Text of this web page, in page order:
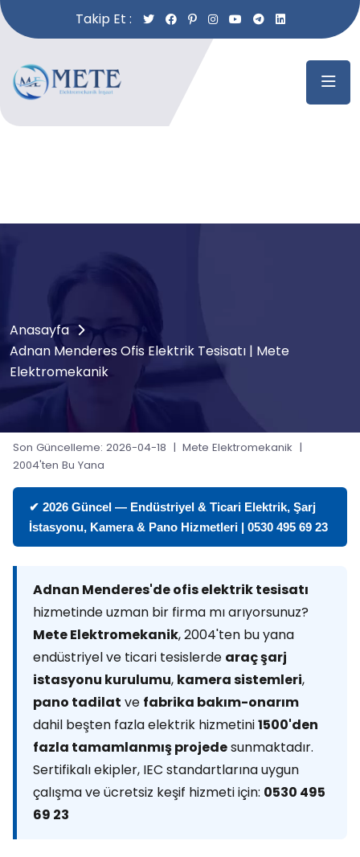
Takip Et :
Anasayfa
Adnan Menderes Ofis Elektrik Tesisatı | Mete
Elektromekanik
Son Güncelleme: 2026-04-18 | Mete Elektromekanik |
2004'ten Bu Yana
✔ 2026 Güncel — Endüstriyel & Ticari Elektrik, Şarj
İstasyonu, Kamera & Pano Hizmetleri | 0530 495 69 23
Adnan Menderes'de ofis elektrik tesisatı
hizmetinde uzman bir firma mı arıyorsunuz?
Mete Elektromekanik, 2004'ten bu yana
endüstriyel ve ticari tesislerde araç şarj
istasyonu kurulumu, kamera sistemleri,
pano tadilat ve fabrika bakım-onarım
dahil beşten fazla elektrik hizmetini1500'den
fazla tamamlanmış projedesunmaktadır.
Sertifikalı ekipler, IEC standartlarına uygun
çalışma ve ücretsiz keşif hizmeti için: 0530 495
69 23